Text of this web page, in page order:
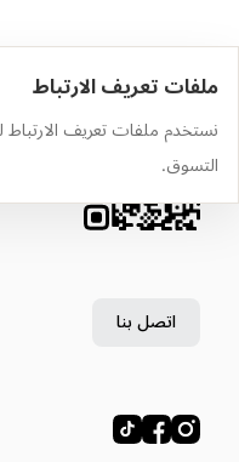
ملفات تعريف الارتباط
نستخدم ملفات تعريف
التسوق.
حمّل
اتصل بنا